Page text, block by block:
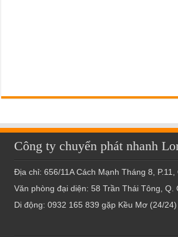
Công ty chuyển phát nhanh
Địa chỉ: 656/11A Cách Mạnh Tháng 8, P.11,
Văn phòng đại diện: 58 Trần Thái Tông, Q.
Di động: 0932 165 839 gặp Kều Mơ (24/24)